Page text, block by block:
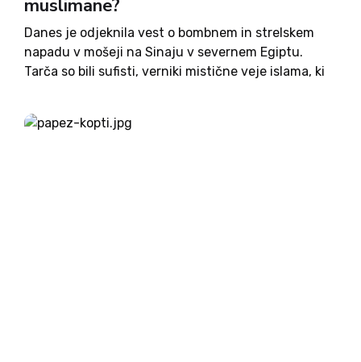
muslimane?
Danes je odjeknila vest o bombnem in strelskem
napadu v mošeji na Sinaju v severnem Egiptu.
Tarča so bili sufisti, verniki mistične veje islama, ki
mednarodni mediji. Vsaj 300 jih je obležalo v...